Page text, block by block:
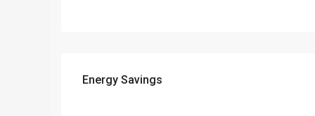
Energy Savings